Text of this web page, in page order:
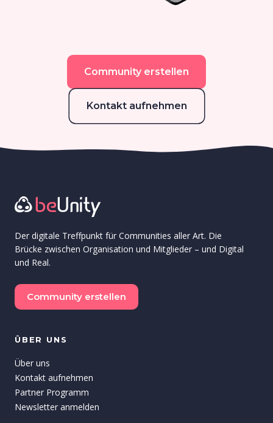
Community erstellen
Kontakt aufnehmen
Der digitale Treffpunkt für Communities aller Art. Die
Brücke zwischen Organisation und Mitglieder – und Digital
und Real.
Community erstellen
ÜBER UNS
Über uns
Kontakt aufnehmen
Partner Programm
Newsletter anmelden